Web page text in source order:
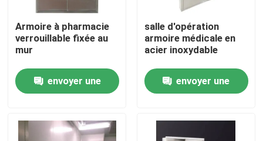
Produits
Au sujet de nous
Visite d'usine
Armoire à pharmacie
verrouillable fixée au
mur
envoyer une
salle d'opération
armoire médicale en
acier inoxydable
envoyer une